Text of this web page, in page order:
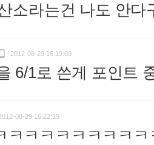
소라는건 나도 안다
 2012-08-29 16:19:09
6/1로 쓴게 포인트
08-29 16:22:19
ㅋㅋㅋㅋㅋㅋㅋㅋ